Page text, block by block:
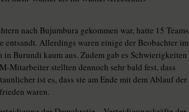
nach Bujumbura gekommen war, hatte 15 Teams
Allerdings waren einige der Beobachter im
Burundi kaum aus. Zudem gab es Schwierigkeiten
Mitarbeiter stellten dennoch sehr bald fest, dass
ist es, dass sie am Ende mit dem Ablauf der
waren.